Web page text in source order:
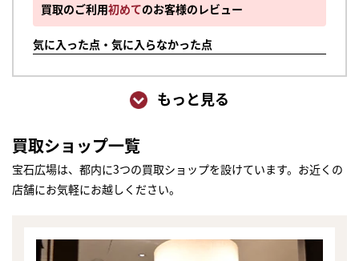
買取のご利用初めてのお客様のレビュー
気に入った点・気に入らなかった点
もっと見る
買取ショップ一覧
宝石広場は、都内に3つの買取ショップを設けています。お近くの
店舗にお気軽にお越しください。